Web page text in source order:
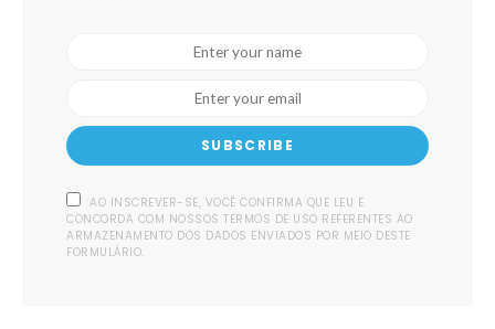
SUBSCRIBE
AO INSCREVER-SE, VOCÊ CONFIRMA QUE LEU E
CONCORDA COM NOSSOS TERMOS DE USO REFERENTES AO
ARMAZENAMENTO DOS DADOS ENVIADOS POR MEIO DESTE
FORMULÁRIO.